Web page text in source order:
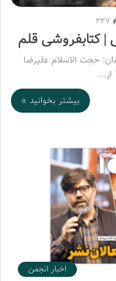
227
| کتابفروشی قلم
حجت الاسلام علیرضا
بیشتر بخوانید »
اخبار انجمن